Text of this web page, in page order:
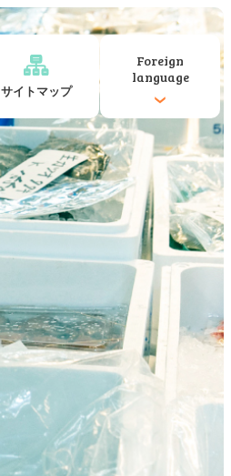
サイトマップ
Foreign
language